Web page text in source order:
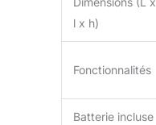
l x h)
Fonctionnalités
Batterie incluse